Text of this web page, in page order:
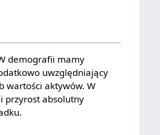
demografii mamy
uwzględniający
wartości aktywów. W
przyrost absolutny